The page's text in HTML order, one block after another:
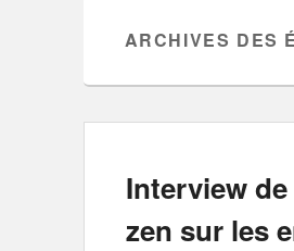
ARCHIVES DES
Interview
zen sur les